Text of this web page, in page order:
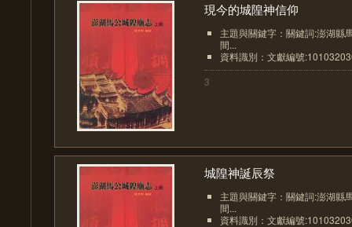
現今的城隍神信仰
主題與關鍵字：關鍵詞:澎湖縣
間...
資料識別：文獻編號
3
城隍神誕辰祭
主題與關鍵字：關鍵詞:澎湖縣
間...
資料識別：文獻編號